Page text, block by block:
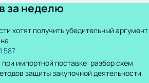
за неделю
хотят получить убедительный аргумент
1 587
импортной поставке: разбор схем
защиты закупочной деятельности